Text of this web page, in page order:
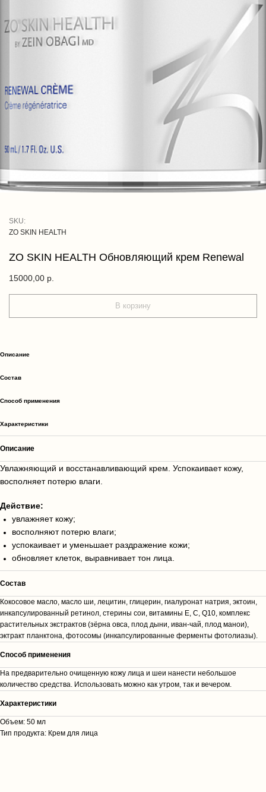
ZO SKIN HEALTH Обновляющий крем Renewal
ZO SKIN HEALTH
SKU:
15000,00 р.
В корзину
Описание
Состав
Способ применения
Характеристики
Описание
Увлажняющий и восстанавливающий крем. Успокаивает кожу,
восполняет потерю влаги.
Действие:
увлажняет кожу;
восполняют потерю влаги;
успокаивает и уменьшает раздражение кожи;
обновляет клеток, выравнивает тон лица.
Состав
Кокосовое масло, масло ши, лецитин, глицерин, гиалуронат натрия, эктоин,
инкапсулированный ретинол, стерины сои, витамины Е, С, Q10, комплекс
растительных экстрактов (зёрна овса, плод дыни, иван-чай, плод манои),
эктракт планктона, фотосомы (инкапсулированные ферменты фотолиазы).
Способ применения
На предварительно очищенную кожу лица и шеи нанести небольшое
количество средства. Использовать можно как утром, так и вечером.
Характеристики
Объем: 50 мл
Тип продукта: Крем для лица